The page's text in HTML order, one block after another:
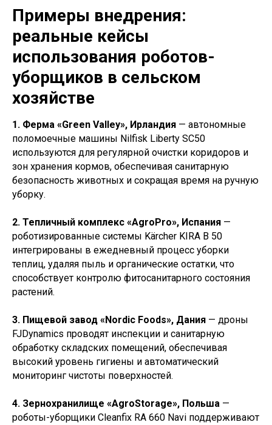
Примеры внедрения:
реальные кейсы
использования роботов-
уборщиков в сельском
хозяйстве
1. Ферма «Green Valley», Ирландия — автономные
поломоечные машины Nilfisk Liberty SC50
используются для регулярной очистки коридоров и
зон хранения кормов, обеспечивая санитарную
безопасность животных и сокращая время на ручную
уборку.
2. Тепличный комплекс «AgroPro», Испания —
роботизированные системы Kärcher KIRA B 50
интегрированы в ежедневный процесс уборки
теплиц, удаляя пыль и органические остатки, что
способствует контролю фитосанитарного состояния
растений.
3. Пищевой завод «Nordic Foods», Дания — дроны
FJDynamics проводят инспекции и санитарную
обработку складских помещений, обеспечивая
высокий уровень гигиены и автоматический
мониторинг чистоты поверхностей.
4. Зернохранилище «AgroStorage», Польша —
роботы-уборщики Cleanfix RA 660 Navi поддерживают